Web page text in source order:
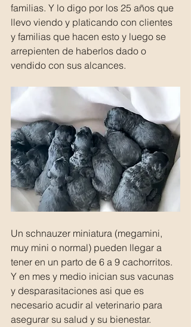
familias. Y lo digo por los 25 años que
llevo viendo y platicando con clientes
y familias que hacen esto y luego se
arrepienten de haberlos dado o
vendido con sus alcances.
Un schnauzer miniatura (megamini,
muy mini o normal) pueden llegar a
tener en un parto de 6 a 9 cachorritos.
Y en mes y medio inician sus vacunas
y desparasitaciones asi que es
necesario acudir al veterinario para
asegurar su salud y su bienestar.